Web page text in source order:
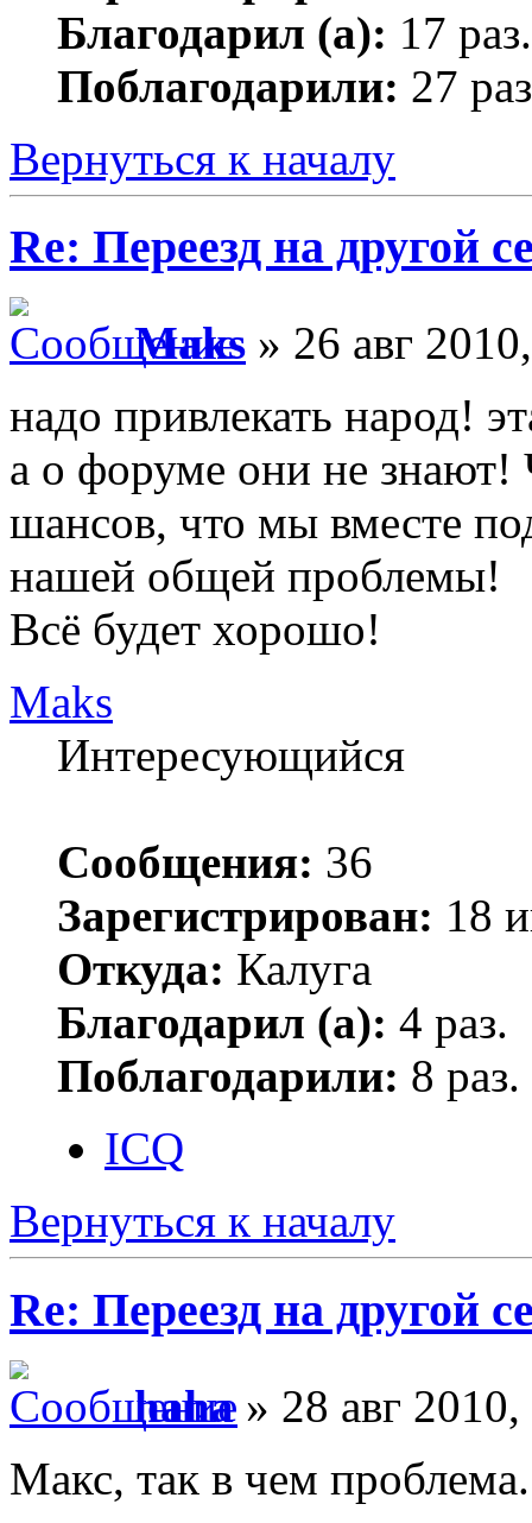
Благодарил (а): 17 раз.
Поблагодарили: 27
Вернуться к началу
Re: Переезд на другой
Maks » 26 авг
надо привлекать народ!
а о форуме они не
шансов, что мы вместе
нашей общей проблемы!
Всё будет хорошо!
Maks
Интересующийся
Сообщения: 36
Зарегистрирован: 18
Откуда: Калуга
Благодарил (а): 4 раз.
Поблагодарили: 8 раз.
ICQ
Вернуться к началу
Re: Переезд на другой
haha» 28 авг
Макс, так в чем